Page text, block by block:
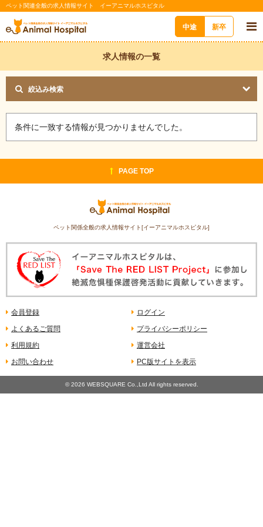
ペット関連全般の求人情報サイト イーアニマルホスピタル
中途 新卒
求人情報の一覧
絞込み検索
条件に一致する情報が見つかりませんでした。
PAGE TOP
ペット関係全般の求人情報サイト[イーアニマルホスピタル]
会員登録
ログイン
よくあるご質問
プライバシーポリシー
利用規約
運営会社
お問い合わせ
PC版サイトを表示
©2026 WEBSQUARE Co.,Ltd All rights reserved.